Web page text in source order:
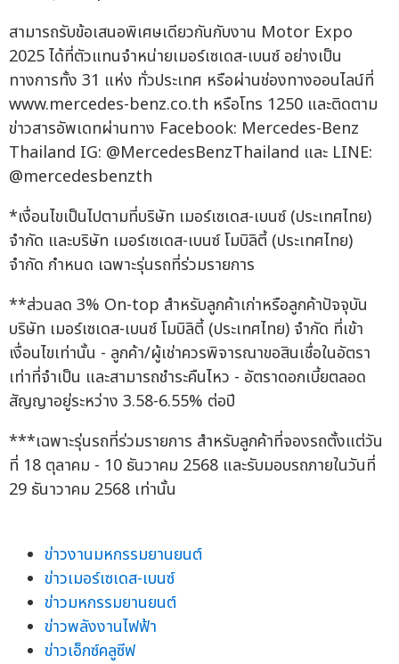
สามารถรับข้อเสนอพิเศษเดียวกันกับงาน Motor Expo
2025 ได้ที่ตัวแทนจำหน่ายเมอร์เซเดส-เบนซ์ อย่างเป็น
ทางการทั้ง 31 แห่ง ทั่วประเทศ หรือผ่านช่องทางออนไลน์ที่
www.mercedes-benz.co.th หรือโทร 1250 และติดตาม
ข่าวสารอัพเดทผ่านทาง Facebook: Mercedes-Benz
Thailand IG: @MercedesBenzThailand และ LINE:
@mercedesbenzth
*เงื่อนไขเป็นไปตามที่บริษัท เมอร์เซเดส-เบนซ์ (ประเทศไทย)
จำกัด และบริษัท เมอร์เซเดส-เบนซ์ โมบิลิตี้ (ประเทศไทย)
จำกัด กำหนด เฉพาะรุ่นรถที่ร่วมรายการ
**ส่วนลด 3% On-top สำหรับลูกค้าเก่าหรือลูกค้าปัจจุบัน
บริษัท เมอร์เซเดส-เบนซ์ โมบิลิตี้ (ประเทศไทย) จำกัด ที่เข้า
เงื่อนไขเท่านั้น - ลูกค้า/ผู้เช่าควรพิจารณาขอสินเชื่อในอัตรา
เท่าที่จำเป็น และสามารถชำระคืนไหว - อัตราดอกเบี้ยตลอด
สัญญาอยู่ระหว่าง 3.58-6.55% ต่อปี
***เฉพาะรุ่นรถที่ร่วมรายการ สำหรับลูกค้าที่จองรถตั้งแต่วัน
ที่ 18 ตุลาคม - 10 ธันวาคม 2568 และรับมอบรถภายในวันที่
29 ธันาวาคม 2568 เท่านั้น
ข่าวงานมหกรรมยานยนต์
ข่าวเมอร์เซเดส-เบนซ์
ข่าวมหกรรมยานยนต์
ข่าวพลังงานไฟฟ้า
ข่าวเอ็กซ์คลูซีฟ